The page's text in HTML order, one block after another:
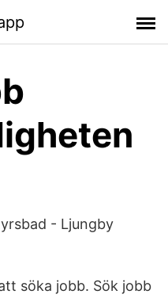
- Ljungby
söka jobb. Sök jobb